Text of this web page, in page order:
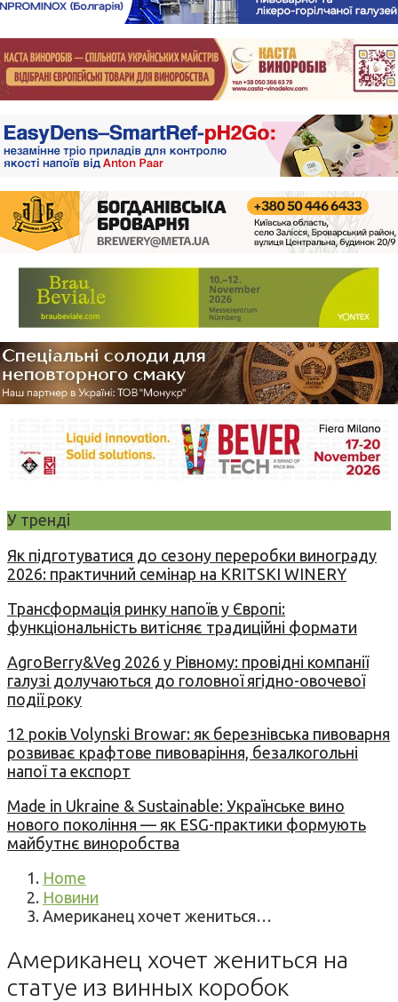
У тренді
Як підготуватися до сезону переробки винограду
2026: практичний семінар на KRITSKI WINERY
Трансформація ринку напоїв у Європі:
функціональність витісняє традиційні формати
AgroBerry&Veg 2026 у Рівному: провідні компанії
галузі долучаються до головної ягідно-овочевої
події року
12 років Volynski Browar: як березнівська пивоварня
розвиває крафтове пивоваріння, безалкогольні
напої та експорт
Made in Ukraine & Sustainable: Українське вино
нового покоління — як ESG-практики формують
майбутнє виноробства
Home
Новини
Американец хочет жениться…
Американец хочет жениться на
статуе из винных коробок